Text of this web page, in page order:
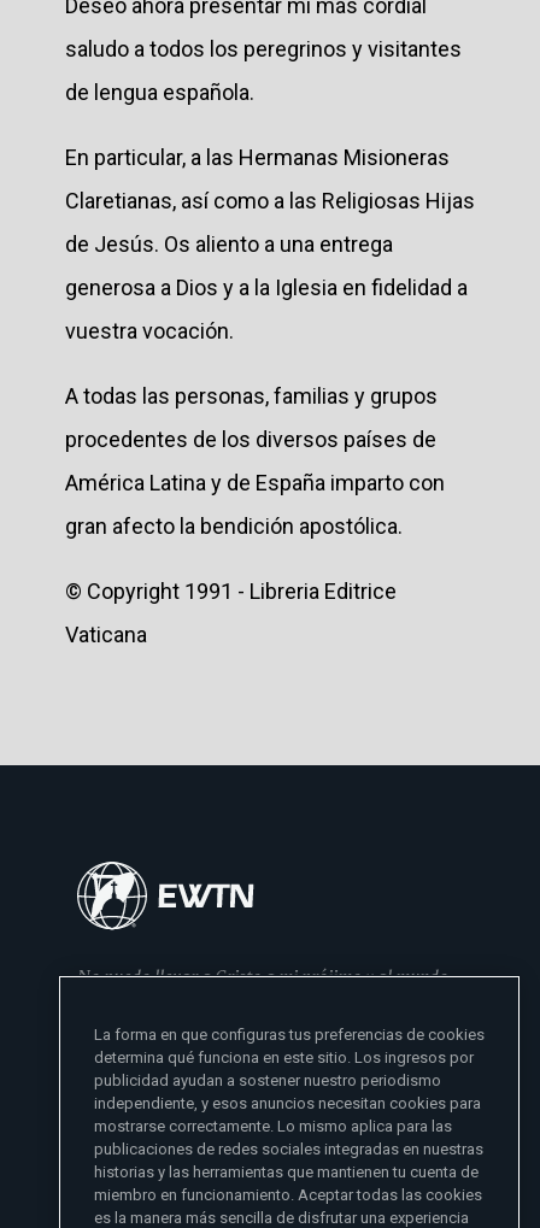
saludo a todos los peregrinos y visitantes
de lengua española.
En particular, a las Hermanas Misioneras
Claretianas, así como a las Religiosas Hijas
de Jesús. Os aliento a una entrega
generosa a Dios y a la Iglesia en fidelidad a
vuestra vocación.
A todas las personas, familias y grupos
procedentes de los diversos países de
América Latina y de España imparto con
gran afecto la bendición apostólica.
© Copyright 1991 - Libreria Editrice
Vaticana
No puedo llevar a Cristo a mi prójimo y al mundo
- Madre Angelica
La forma en que configuras tus preferencias de cookies
determina qué funciona en este sitio. Los ingresos por
publicidad ayudan a sostener nuestro periodismo
independiente, y esos anuncios necesitan cookies para
mostrarse correctamente. Lo mismo aplica para las
publicaciones de redes sociales integradas en nuestras
historias y las herramientas que mantienen tu cuenta de
miembro en funcionamiento. Aceptar todas las cookies
es la manera más sencilla de disfrutar una experiencia